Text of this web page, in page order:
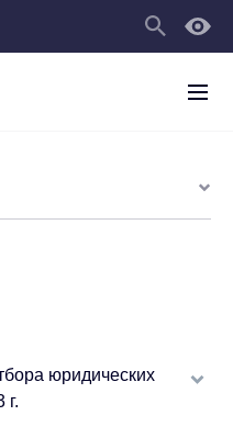
юридических
г.